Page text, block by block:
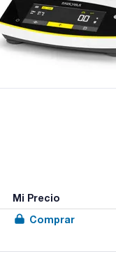
Mi Precio
Comprar